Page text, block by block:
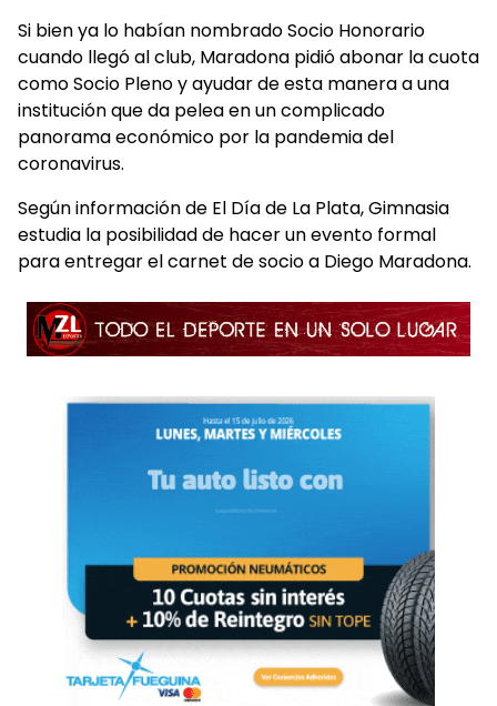
Si bien ya lo habían nombrado Socio Honorario
cuando llegó al club, Maradona pidió abonar la cuota
como Socio Pleno y ayudar de esta manera a una
institución que da pelea en un complicado
panorama económico por la pandemia del
coronavirus.
Según información de El Día de La Plata, Gimnasia
estudia la posibilidad de hacer un evento formal
para entregar el carnet de socio a Diego Maradona.